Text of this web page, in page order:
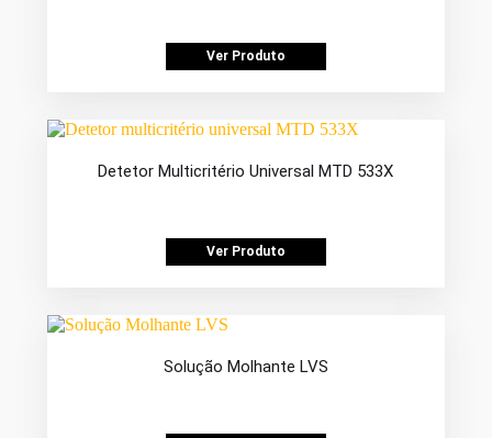
Ver Produto
Detetor Multicritério Universal MTD 533X
Ver Produto
Solução Molhante LVS